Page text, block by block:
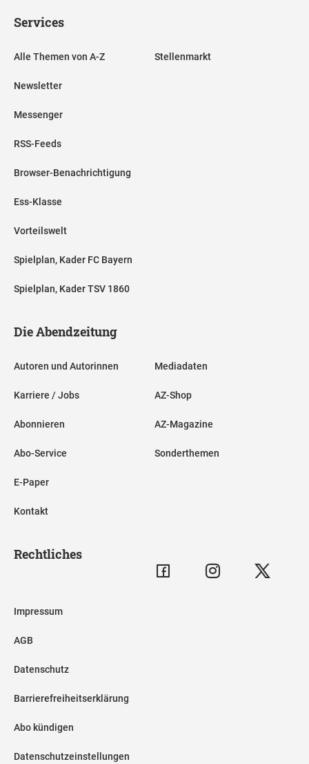
Services
Alle Themen von A-Z
Newsletter
Messenger
RSS-Feeds
Browser-Benachrichtigung
Ess-Klasse
Vorteilswelt
Spielplan, Kader FC Bayern
Spielplan, Kader TSV 1860
Stellenmarkt
Die Abendzeitung
Autoren und Autorinnen
Karriere / Jobs
Abonnieren
Abo-Service
E-Paper
Kontakt
Mediadaten
AZ-Shop
AZ-Magazine
Sonderthemen
Rechtliches
Impressum
AGB
Datenschutz
Barrierefreiheitserklärung
Abo kündigen
Datenschutzeinstellungen